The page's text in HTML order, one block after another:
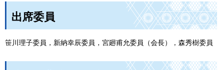
出席委員
笹川理子委員，新納幸辰委員，宮廻甫允委員（会長），森秀樹委員